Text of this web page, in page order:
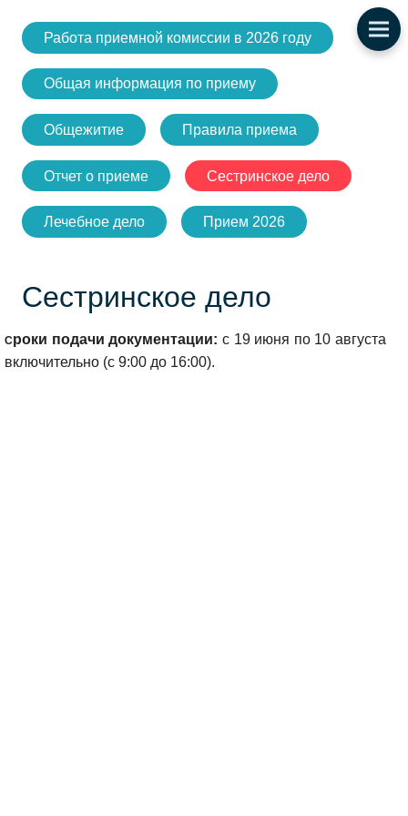
Работа приемной комиссии в 2026 году
Общая информация по приему
Общежитие Правила приема
Отчет о приеме Сестринское дело
Лечебное дело Прием 2026
Сестринское дело
Сроки подачи документации: с 19 июня по 10 августа
включительно (с 9:00 до 16:00).